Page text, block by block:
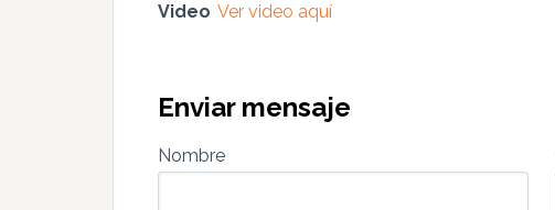
Video Ver video aquí
Enviar mensaje
Nombre